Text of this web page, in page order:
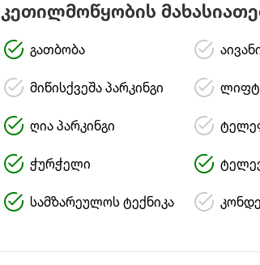
კეთილმოწყობის
გათბობა
მიწისქვეშა პარკინგი
ღია პარკინგი
ჭურჭელი
სამზარეულოს ტექნიკა